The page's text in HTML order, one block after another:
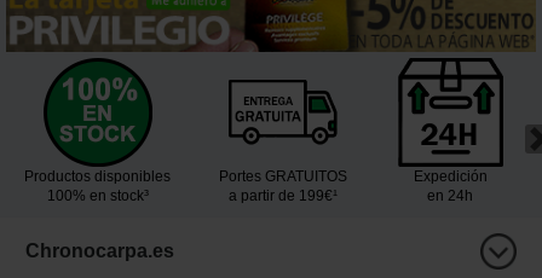
Productos disponibles
100% en stock³
Portes GRATUITOS
a partir de 199€¹
Expedición
en 24h
Chronocarpa.es